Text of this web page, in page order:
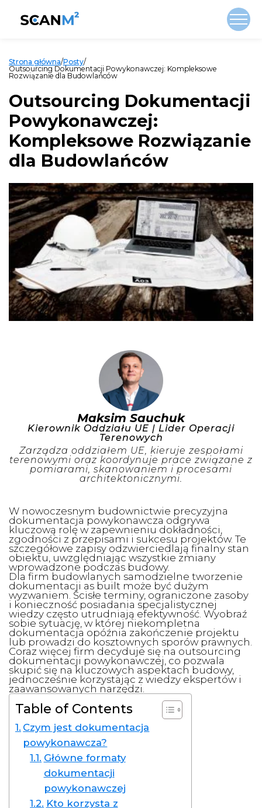
Strona główna/Posty/
Outsourcing Dokumentacji Powykonawczej: Kompleksowe
Rozwiązanie dla Budowlańców
Outsourcing Dokumentacji
Powykonawczej:
Kompleksowe Rozwiązanie
dla Budowlańców
Maksim Sauchuk
Kierownik Oddziału UE | Lider Operacji
Terenowych
Zarządza oddziałem UE, kieruje zespołami
terenowymi oraz koordynuje prace związane z
pomiarami, skanowaniem i procesami
architektonicznymi.
W nowoczesnym budownictwie precyzyjna
dokumentacja powykonawcza odgrywa
kluczową rolę w zapewnieniu dokładności,
zgodności z przepisami i sukcesu projektów. Te
szczegółowe zapisy odzwierciedlają finalny stan
obiektu, uwzględniając wszystkie zmiany
wprowadzone podczas budowy.
Dla firm budowlanych samodzielne tworzenie
dokumentacji as built może być dużym
wyzwaniem. Ścisłe terminy, ograniczone zasoby
i konieczność posiadania specjalistycznej
wiedzy często utrudniają efektywność. Wyobraź
sobie sytuację, w której niekompletna
dokumentacja opóźnia zakończenie projektu
lub prowadzi do kosztownych sporów prawnych.
Coraz więcej firm decyduje się na outsourcing
dokumentacji powykonawczej, co pozwala
skupić się na kluczowych aspektach budowy,
jednocześnie korzystając z wiedzy ekspertów i
zaawansowanych narzędzi.
Table of Contents
Czym jest dokumentacja
powykonawcza?
Główne formaty
dokumentacji
powykonawczej
Kto korzysta z